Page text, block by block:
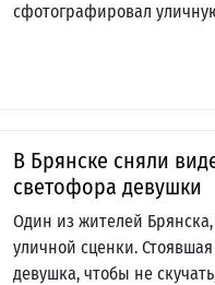
сфотографировал
В Брянске сняли
светофора девушки
Один из жителей
уличной сценки.
девушка, чтобы не